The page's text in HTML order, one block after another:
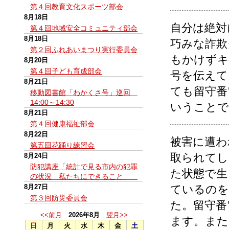
第４回教育文化スポーツ部会
8月18日
第４回地域安全コミュニティ部会
8月18日
第２回ふれあいまつり実行委員会
8月20日
第４回子ども育成部会
8月21日
移動図書館「わかくさ号」巡回
14:00～14:30
8月21日
第４回健康福祉部会
8月22日
第五回花踊り練習会
8月24日
防犯講座「統計で見る市内の犯罪
の状況 私たちにできること」
8月27日
第３回防災委員会
<<前月 2026年8月
翌月>>
日
月 火 水 木 金
土
自分は絶
巧みな詐
もかけず
号を伝え
ても留守
いうこと
被害に遭
取られて
た状態で
ているの
た。留守
ます。ま